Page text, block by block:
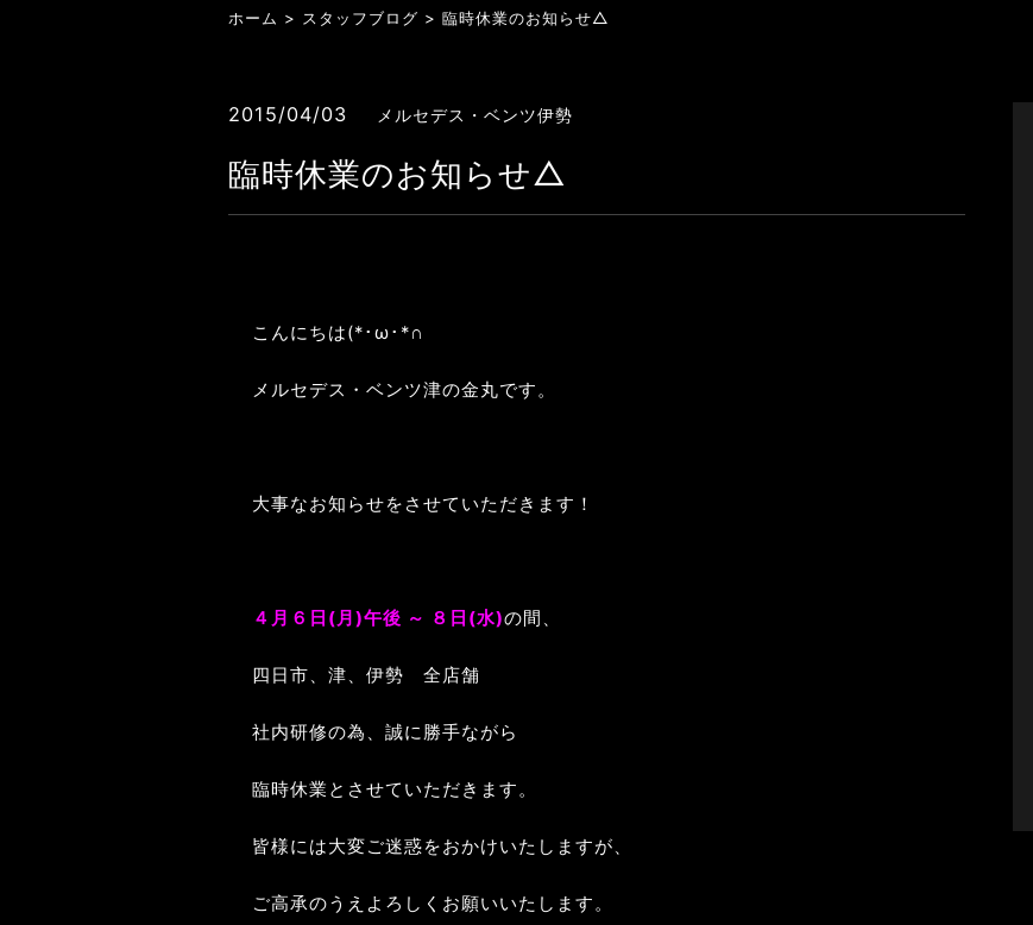
ホーム > スタッフブログ > 臨時休業のお知らせ△
2015/04/03 メルセデス・ベンツ伊勢
臨時休業のお知らせ△
こんにちは(*･ω･*∩
メルセデス・ベンツ津の金丸です。
大事なお知らせをさせていただきます！
４月６日(月)午後 ～ ８日(水)の間、
四日市、津、伊勢 全店舗
社内研修の為、誠に勝手ながら
臨時休業とさせていただきます。
皆様には大変ご迷惑をおかけいたしますが、
ご高承のうえよろしくお願いいたします。